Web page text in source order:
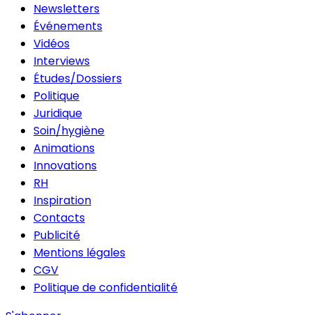
Newsletters
Événements
Vidéos
Interviews
Études/Dossiers
Politique
Juridique
Soin/hygiène
Animations
Innovations
RH
Inspiration
Contacts
Publicité
Mentions légales
CGV
Politique de confidentialité